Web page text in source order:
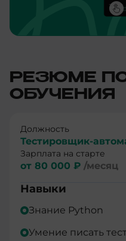
РЕЗЮМЕ
ОБУЧЕНИЯ
Должность
Тестировщик-
Зарплата на старте
от 80 000 ₽ /месяц
Навыки
Знание Python
Умение писать